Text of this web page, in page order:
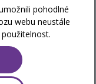
pohodlné
webu neustále